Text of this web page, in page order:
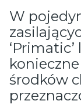
W
środków